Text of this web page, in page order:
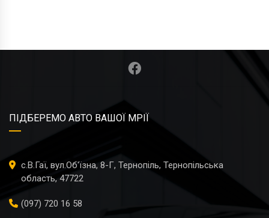
ПІДБЕРЕМО АВТО ВАШОЇ МРІЇ
с.В.Гаї, вул.Об'їзна, 8-Г, Тернопіль, Тернопільська
область, 47722
(097) 720 16 58